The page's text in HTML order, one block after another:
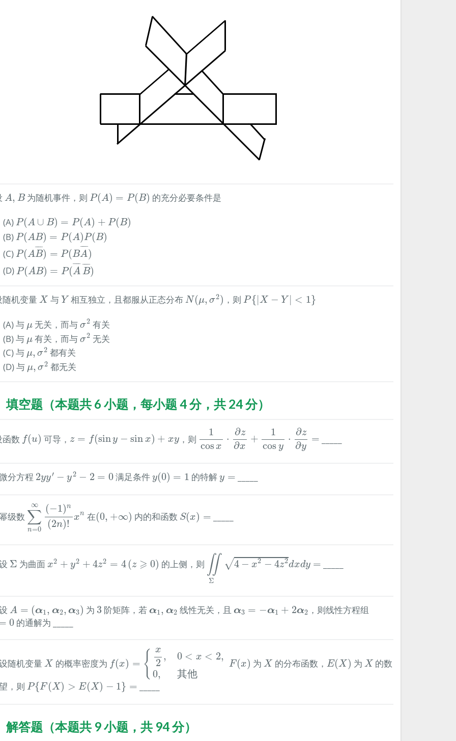
A, B
A B 为随机事件，则 P(A) = P (B)
P(A)= B) 的充分必要条件是
(A) P(A ∪ B) = P (A) + P (B)
P(A∪ B )=P +P (B
(B) P(AB) = P (A)P (B)
P(AB)= ( )P( B)
(C) P(A
¯¯¯¯
B) = P (B
¯¯¯¯
A)
A B¯) A )
(D) P(A B) = P(¯¯¯¯
A
¯¯¯¯
B)
(A = B¯)
随机变量X
X 与 Y
Y 相互独立，且都服从正态分布N (μ, σ2)
N(μ 2) ，则P{ X − Y | < 1}
P{| X− |<1 }
(A) 与 μ
μ无关，而与 σ2
2 有关
(B) 与 μ
μ有关，而与 σ2
2 无关
(C) 与 μ, σ2
μ σ2 都有关
(D) 与 μ, σ2
μ , 2 都无关
填空题（本题共 6 小题，每小题 4 分，共 24 分）
函数 f(u)
f(u) 可导， z = f(siny − sin x) + xy
z= siny− sin )+x y ，则
1
cos x
⋅
∂z
∂x
+
1
cos y
⋅
∂z
∂y
=
cos z∂x cos ∂y
分方程 2yy′ − y2 − 2 = 0
2 ′− −2 0 满足条件 y(0) = 1
y(0)= 的特解y =
y =
级数
∞
∑
n=0
(−1)n
(2n)!
xn
∑n 0 ∞(−1
在(0, +∞)
(0, ∞) 内的和函数 S(x) =
S(x)=
Σ
Σ 为曲面x2 + y2 + 4z2 = 4 (z ⩾ 0)
2 +y + z 2= 4 0 ) 的上侧，则 ∬
Σ
√4 − x2 − 4z2dxdy =
∬Σ4
A = (α1, α2, α3)
A 1,α ,α 为 3
3 阶矩阵，若α1, α2
α1, α2 线性无关，且 α3 = −α1 + 2α2
α3 =− +2 α2
，则线性方程组
0 的通解为 _____
随机变量X
X 的概率密度为 f(x) = { x
2
, 0 < x < 2,
0, 其他
,0 <x
F (x)
F(x) 为X
X 的分布函数， E(X )
E(X) 为 X
X 的数
，则P{F (X) > E(X) − 1} =
P{F(X)>E (X −1}=
解答题（本题共 9 小题，共 94 分）